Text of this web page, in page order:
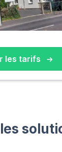
les tarifs